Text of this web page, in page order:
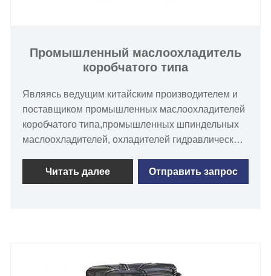
Промышленный маслоохладитель
коробчатого типа
Являясь ведущим китайским производителем и
поставщиком промышленных маслоохладителей
коробчатого типа,промышленных шпиндельных
маслоохладителей, охладителей гидравлического
охлаждающей жидкости, гидравлических систем
охлаждения с различной охлаждающей
водоохладителей на Филиппины, в Австралию,
Читать далее Отправить запрос